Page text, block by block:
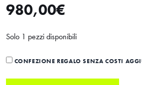
980,00€
Solo 1 pezzi disponibili
CONFEZIONE REGALO SENZA COSTI